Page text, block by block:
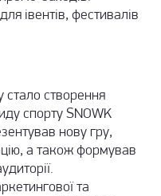
івентів, фестивалів
стало створення
спорту SNOWK
нову гру,
а також формував
та